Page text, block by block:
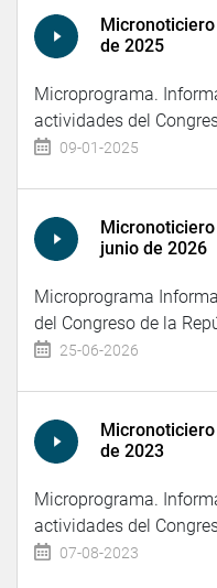
de 2025
Microprograma.
actividades del
09-01-2025
junio de 2026
Microprograma
del Congreso de la
25-06-2026
de 2023
Microprograma.
actividades del
07-08-2023